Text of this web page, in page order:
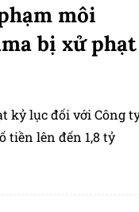
môi
bị xử phạt
kỷ lục đối với Công
tiền lên đến 1,8 tỷ